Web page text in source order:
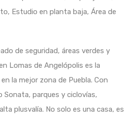
Estudio en planta baja, Área de
de seguridad, áreas verdes y
Lomas de Angelópolis es la
la mejor zona de Puebla. Con
parques y ciclovías,
plusvalía. No solo es una casa, es